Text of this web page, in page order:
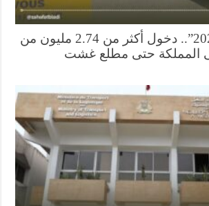
عملية “مرحبا 2026”.. دخول أكثر من 2.74 مليون من
حتى مطلع غشت